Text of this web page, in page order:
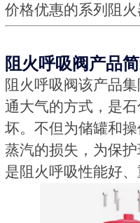
价格优惠的系列阻
阻火呼吸阀产品
阻火呼吸阀该产品
通大气的方式，是
坏。不但为储罐和
蒸汽的损失，为保
是阻火呼吸性能好